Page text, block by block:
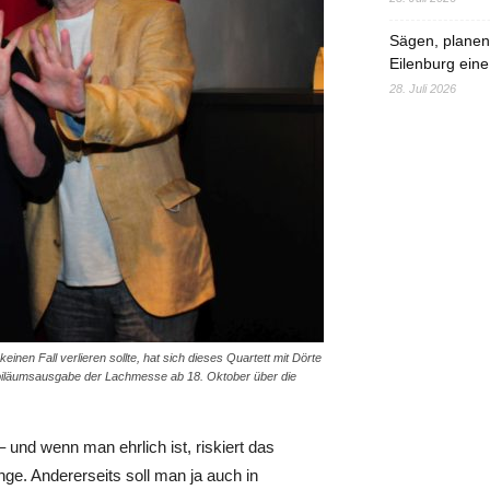
Fall verlieren sollte, hat sich dieses Quartett mit Dörte
der Lachmesse ab 18. Oktober über die
wenn man ehrlich ist, riskiert das
Andererseits soll man ja auch in
Sägen,
Eilenburg
28. Juli 2026